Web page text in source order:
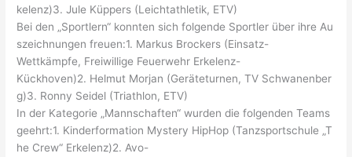
kelenz)3. Jule Küppers (Leichtathletik, ETV)
Bei den „Sportlern“ konnten sich folgende Sportler über ihre Au
szeichnungen freuen:1. Markus Brockers (Einsatz-
Wettkämpfe, Freiwillige Feuerwehr Erkelenz-
Kückhoven)2. Helmut Morjan (Geräteturnen, TV Schwanenber
g)3. Ronny Seidel (Triathlon, ETV)
In der Kategorie „Mannschaften“ wurden die folgenden Teams
geehrt:1. Kinderformation Mystery HipHop (Tanzsportschule „T
he Crew“ Erkelenz)2. Avo-